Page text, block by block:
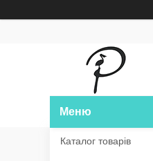
Каталог товарів